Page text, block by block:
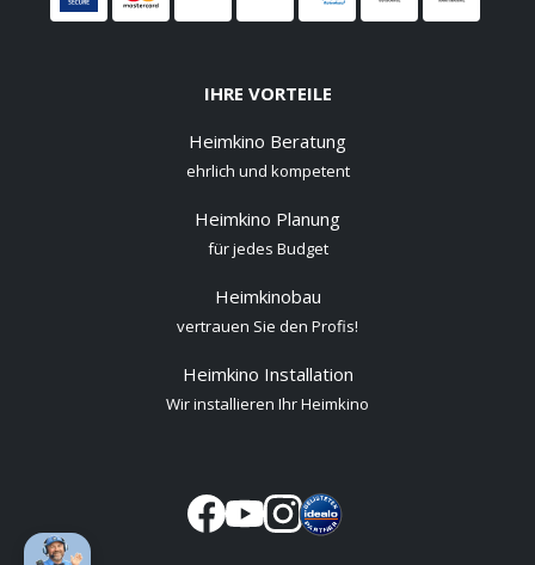
IHRE VORTEILE
Heimkino Beratung
ehrlich und kompetent
Heimkino Planung
für jedes Budget
Heimkinobau
vertrauen Sie den Profis!
Heimkino Installation
Wir installieren Ihr Heimkino